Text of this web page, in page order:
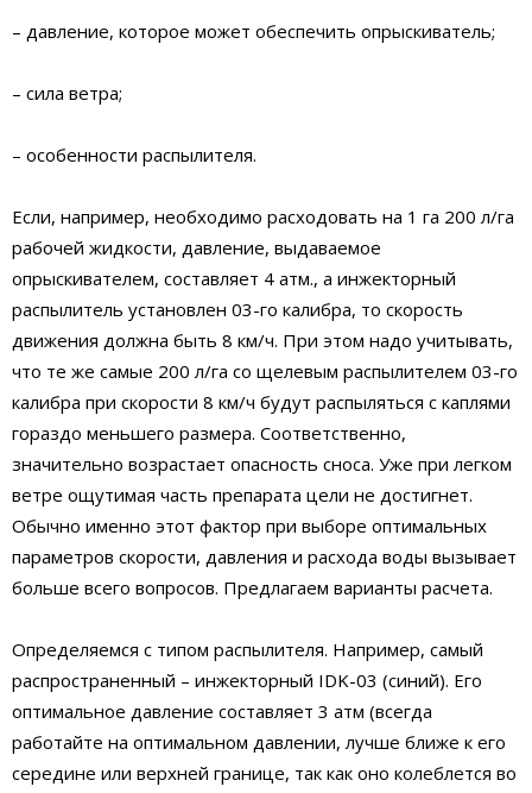
– давление, которое может обеспечить опрыскиватель;
– сила ветра;
– особенности распылителя.
Если, например, необходимо расходовать на 1 га 200 л/га
рабочей жидкости, давление, выдаваемое
опрыскивателем, составляет 4 атм., а инжекторный
распылитель установлен 03-го калибра, то скорость
движения должна быть 8 км/ч. При этом надо учитывать,
что те же самые 200 л/га со щелевым распылителем 03-го
калибра при скорости 8 км/ч будут распыляться с каплями
гораздо меньшего размера. Соответственно,
значительно возрастает опасность сноса. Уже при легком
ветре ощутимая часть препарата цели не достигнет.
Обычно именно этот фактор при выборе оптимальных
параметров скорости, давления и расхода воды вызывает
больше всего вопросов. Предлагаем варианты расчета.
Определяемся с типом распылителя. Например, самый
распространенный – инжекторный IDK-03 (синий). Его
оптимальное давление составляет 3 атм (всегда
работайте на оптимальном давлении, лучше ближе к его
середине или верхней границе, так как оно колеблется во